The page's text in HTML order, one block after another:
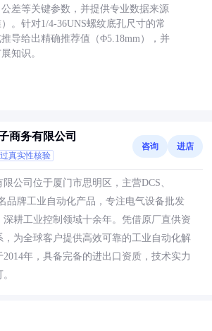
差等关键参数，并提供专业数据来源
）。针对1/4-36UNS螺纹底孔尺寸的常
导给出精确推荐值（Φ5.18mm），并
知识。
商务有限公司
真实性核验
咨询 进店
公司位于厦门市思明区，主营DCS、
品牌工业自动化产品，专注电气设备批发
深耕工业控制领域十余年。凭借原厂直供资
为全球客户提供高效可靠的工业自动化解
年，具备完备的进出口资质，技术实力